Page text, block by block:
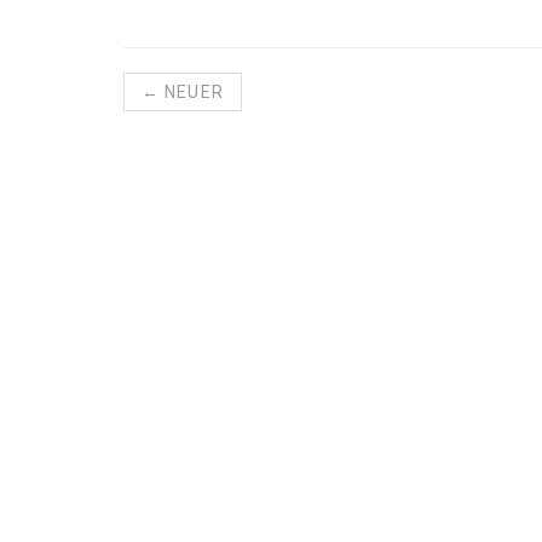
← NEUER